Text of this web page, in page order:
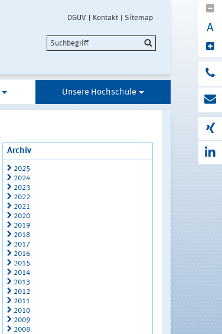
DGUV Kontakt Sitemap
A
Unsere Hochschule
Archiv
2025
2024
2023
2022
2021
2020
2019
2018
2017
2016
2015
2014
2013
2012
2011
2010
2009
2008